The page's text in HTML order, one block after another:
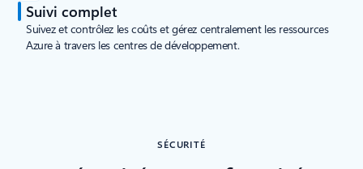
Suivi complet
Suivez et contrôlez les coûts et gérez centralement les ressources
Azure à travers les centres de développement.
SÉCURITÉ